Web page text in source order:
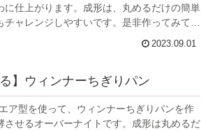
に仕上がります。成形は、丸めるだけの簡単
ャレンジしやすいです。是非作ってみてく
2023.09.01
】ウィンナーちぎりパン
ア型を使って、ウィンナーちぎりパンを作
させるオーバーナイトです。成形は丸めるだ